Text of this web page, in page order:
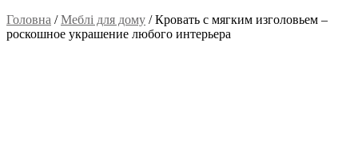
Головна /Меблі для дому /Кровать с мягким изголовьем –
роскошное украшение любого интерьера